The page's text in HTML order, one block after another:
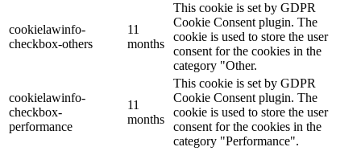
cookielawinfo-
checkbox-others
11
months
This cookie is set by GDPR
Cookie Consent plugin. The
cookie is used to store the user
consent for the cookies in the
category "Other.
cookielawinfo-
checkbox-
performance
11
months
This cookie is set by GDPR
Cookie Consent plugin. The
cookie is used to store the user
consent for the cookies in the
category "Performance".